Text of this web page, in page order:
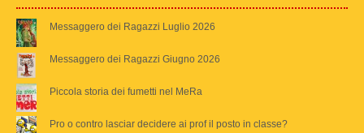
Messaggero dei Ragazzi Luglio 2026
Messaggero dei Ragazzi Giugno 2026
Piccola storia dei fumetti nel MeRa
Pro o contro lasciar decidere ai prof il posto in classe?